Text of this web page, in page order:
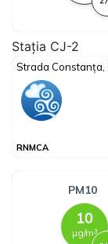
Stația CJ-2